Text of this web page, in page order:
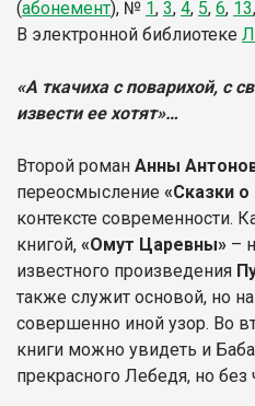
(абонемент), № 1, 3, 4, 5, 6, 13,
В электронной библиотеке Л
«А ткачиха с поварихой, c
извести ее хотят»…
Второй роман Анны
переосмысление «Сказки
контексте современности.
книгой, «Омут Царевны» –
известного произведения
также служит основой, но
совершенно иной узор. Во
книги можно увидеть и
прекрасного Лебедя, но без